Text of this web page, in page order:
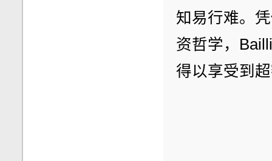
知易行难。
资哲学，
得以享受到